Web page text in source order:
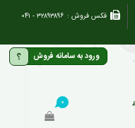
فکس فروش : ۳۲۸۹۳۸۹۶ - ۰۴۱
ورود به سامانه فروش ؟
۰